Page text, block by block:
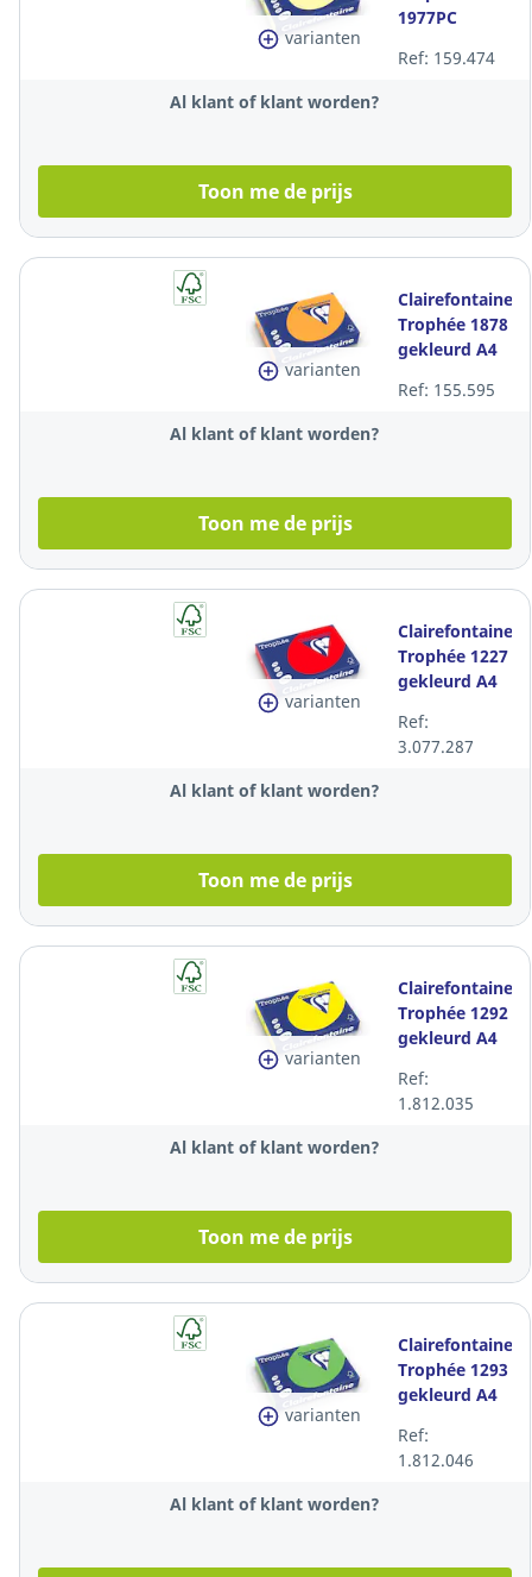
varianten
1977PC
papier, 80 g,
Ref: 159.474
Al klant of klant worden?
Toon me de prijs
varianten
Clairefontaine
Trophée 1878
gekleurd A4
oranje, per
Ref: 155.595
Al klant of klant worden?
Toon me de prijs
varianten
Clairefontaine
Trophée 1227
gekleurd A4
koraalrood,
per 250 vel
Ref:
3.077.287
Al klant of klant worden?
Toon me de prijs
varianten
Clairefontaine
Trophée 1292
gekleurd A4
zonnegeel,
per 250 vel
Ref:
1.812.035
Al klant of klant worden?
Toon me de prijs
varianten
Clairefontaine
Trophée 1293
gekleurd A4
grasgroen,
per 250 vel
Ref:
1.812.046
Al klant of klant worden?